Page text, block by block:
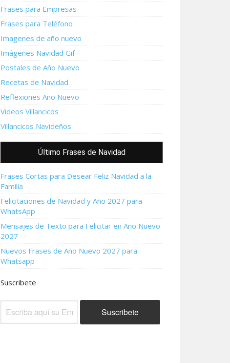
Frases para Empresas
Frases para Teléfono
Imagenes de año nuevo
Imágenes Navidad Gif
Postales de Año Nuevo
Recetas de Navidad
Reflexiones Año Nuevo
Videos Villancicos
Villancicos Navideños
Último Frases de Navidad
Frases Cortas para Desear Feliz Navidad a la
Familia
Felicitaciones de Navidad y Año 2027 para
WhatsApp
Mensajes de Texto para Felicitar en Año Nuevo
2027
Nuevos Frases de Año Nuevo 2027 para
Whatsapp
Suscribete